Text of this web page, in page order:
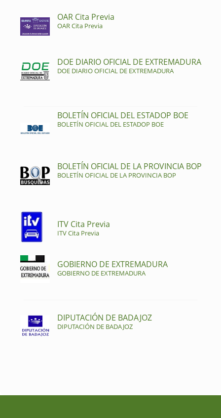
OAR Cita Previa
OAR Cita Previa
DOE DIARIO OFICIAL DE EXTREMADURA
DOE DIARIO OFICIAL DE EXTREMADURA
BOLETÍN OFICIAL DEL ESTADOP BOE
BOLETÍN OFICIAL DEL ESTADOP BOE
BOLETÍN OFICIAL DE LA PROVINCIA BOP
BOLETÍN OFICIAL DE LA PROVINCIA BOP
ITV Cita Previa
ITV Cita Previa
GOBIERNO DE EXTREMADURA
GOBIERNO DE EXTREMADURA
DIPUTACIÓN DE BADAJOZ
DIPUTACIÓN DE BADAJOZ